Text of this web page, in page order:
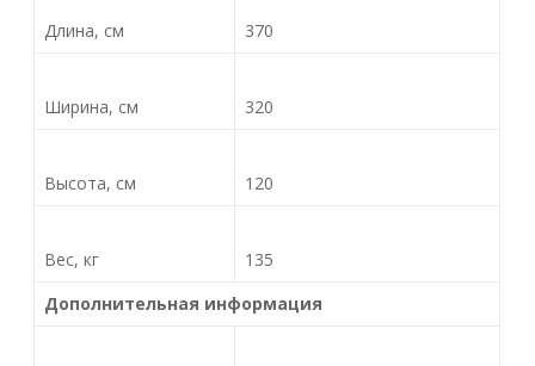
Длина, см 370
Ширина, см 320
Высота, см 120
Вес, кг
135
Дополнительная информация